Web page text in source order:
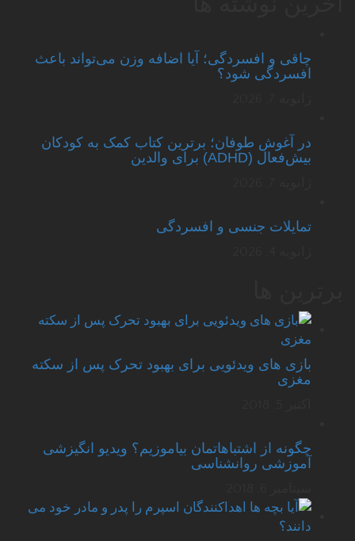
چاقی و افسردگی؛ آیا اضافه وزن می‌تواند باعث
افسردگی شود؟
در آغوش طوفان؛ برترین کتاب کمک به کودکان
بیش‌فعال (ADHD) برای والدین
تمایلات جنسی و افسردگی
بازی های ویدئویی برای بهبود تحرک پس از سکته
مغزی
چگونه از اشتباهاتمان بیاموزیم؟ ویدیو انگیزشی
آموزشی روانشناسی